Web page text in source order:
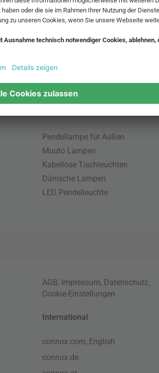
.
Pendellampe für Außen
Muuto Lampen
Kabellose Tischleuchten
Dänische Lampen
LED Pendelleuchte
AGB, Impressum, Datenschutz,
Cookie-Einstellungen
International
connox.com, English
connox.de